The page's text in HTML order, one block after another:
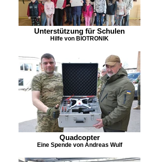
Unterstützung für Schulen
Hilfe von BIOTRONIK
Quadcopter
Eine Spende von Andreas Wulf